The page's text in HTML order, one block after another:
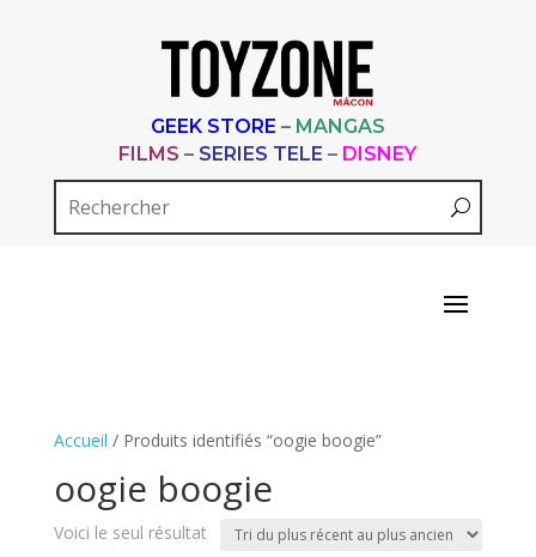
GEEK STORE – MANGAS
FILMS – SERIES TELE – DISNEY
Accueil / Produits identifiés “oogie boogie”
oogie boogie
Voici le seul résultat